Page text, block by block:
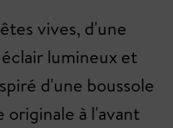
vives, d'une
lumineux et
d'une boussole
à l'avant